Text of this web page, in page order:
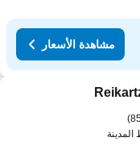
مشاهدة الأسعار
Add